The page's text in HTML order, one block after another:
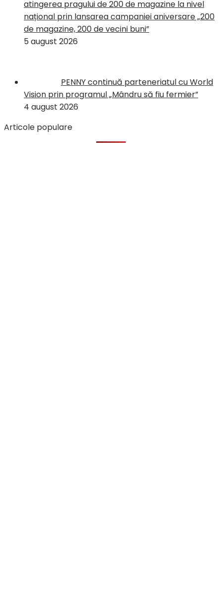
atingerea pragului de 200 de magazine la nivel
național prin lansarea campaniei aniversare „200
de magazine, 200 de vecini buni”
5 august 2026
PENNY continuă parteneriatul cu World
Vision prin programul „Mândru să fiu fermier”
4 august 2026
Articole populare